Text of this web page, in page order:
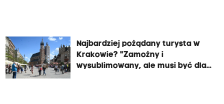
Najbardziej pożądany turysta w
Krakowie? "Zamożny i
wysublimowany, ale musi być dla